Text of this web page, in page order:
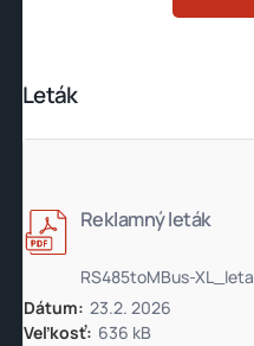
Leták
Reklamný leták
RS485toMBus-
Dátum: 23.2. 2026
Veľkosť: 636 kB